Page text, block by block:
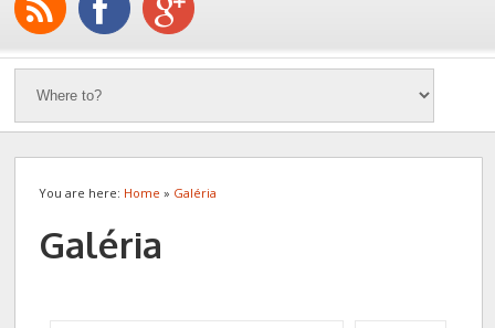
You are here: Home » Galéria
Galéria